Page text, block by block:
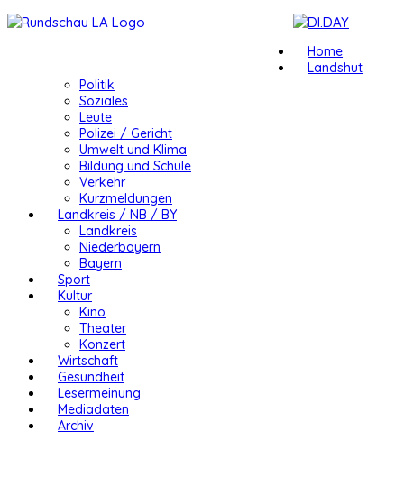
Home
Landshut
Politik
Soziales
Leute
Polizei / Gericht
Umwelt und Klima
Bildung und Schule
Verkehr
Kurzmeldungen
Landkreis / NB / BY
Landkreis
Niederbayern
Bayern
Sport
Kultur
Kino
Theater
Konzert
Wirtschaft
Gesundheit
Lesermeinung
Mediadaten
Archiv